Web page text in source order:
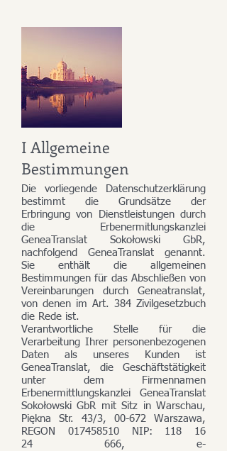
I Allgemeine
Bestimmungen
Die vorliegende Datenschutzerklärung
bestimmt die Grundsätze der
Erbringung von Dienstleistungen durch
die Erbenermitlungskanzlei
GeneaTranslat Sokołowski GbR,
nachfolgend GeneaTranslat genannt.
Sie enthält die allgemeinen
Bestimmungen für das Abschließen von
Vereinbarungen durch Geneatranslat,
von denen im Art. 384 Zivilgesetzbuch
die Rede ist.
Verantwortliche Stelle für die
Verarbeitung Ihrer personenbezogenen
Daten als unseres Kunden ist
GeneaTranslat, die Geschäftstätigkeit
unter dem Firmennamen
Erbenermittlungskanzlei GeneaTranslat
Sokołowski GbR mit Sitz in Warschau,
Piękna Str. 43/3, 00-672 Warszawa,
REGON 017458510 NIP: 118 16
24 666, e-